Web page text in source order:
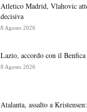
Atletico Madrid, Vlahovic
decisiva
8 Agosto 2026
Lazio, accordo con il
8 Agosto 2026
Atalanta, assalto a